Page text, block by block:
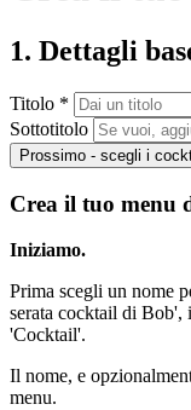
1. Dettagli
Titolo *
Sottotitolo
Prossimo - scegli i
Crea il tuo menu
Iniziamo.
Prima scegli un nome
serata cocktail di Bob',
'Cocktail'.
Il nome, e
menu.